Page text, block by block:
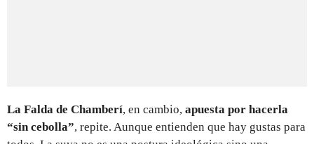
La Falda de Chamberí, en cambio, apuesta por hacerla
“sin cebolla”, repite. Aunque entienden que hay gustas para